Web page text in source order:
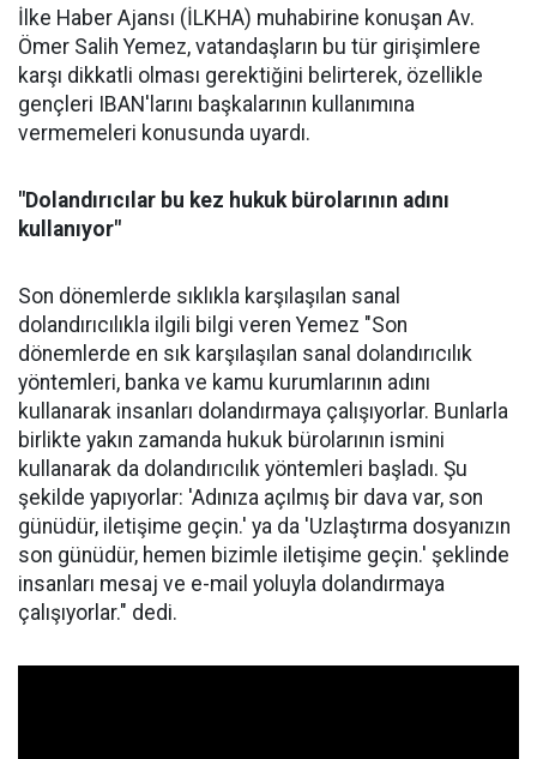
İlke Haber Ajansı (İLKHA) muhabirine konuşan Av.
Ömer Salih Yemez, vatandaşların bu tür girişimlere
karşı dikkatli olması gerektiğini belirterek, özellikle
gençleri IBAN'larını başkalarının kullanımına
vermemeleri konusunda uyardı.
"Dolandırıcılar bu kez hukuk bürolarının adını
kullanıyor"
Son dönemlerde sıklıkla karşılaşılan sanal
dolandırıcılıkla ilgili bilgi veren Yemez "Son
dönemlerde en sık karşılaşılan sanal dolandırıcılık
yöntemleri, banka ve kamu kurumlarının adını
kullanarak insanları dolandırmaya çalışıyorlar. Bunlarla
birlikte yakın zamanda hukuk bürolarının ismini
kullanarak da dolandırıcılık yöntemleri başladı. Şu
şekilde yapıyorlar: 'Adınıza açılmış bir dava var, son
günüdür, iletişime geçin.' ya da 'Uzlaştırma dosyanızın
son günüdür, hemen bizimle iletişime geçin.' şeklinde
insanları mesaj ve e-mail yoluyla dolandırmaya
çalışıyorlar." dedi.